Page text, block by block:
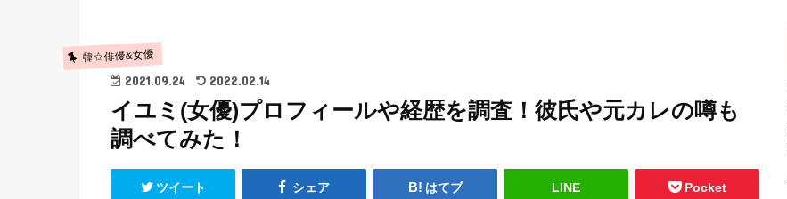
韓☆俳優&女優
2021.09.24 2022.02.14
イユミ(女優)プロフィールや経歴を調査！彼氏や元カレの噂も
調べてみた！
ツイート シェア はてブ LINE Pocket